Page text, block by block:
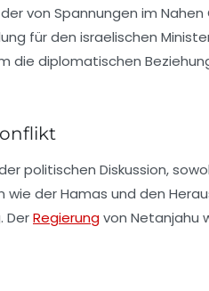
von Spannungen im
für den israelischen
diplomatischen
politischen Diskussion,
wie derHamas und den
DerRegierungvon Netanjahu